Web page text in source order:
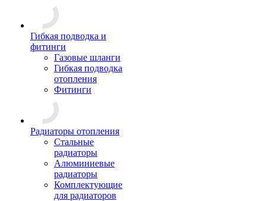
Гибкая подводка и
фитинги
Газовые шланги
Гибкая подводка
отопления
Фитинги
Радиаторы отопления
Стальные
радиаторы
Алюминиевые
радиаторы
Комплектующие
для радиаторов